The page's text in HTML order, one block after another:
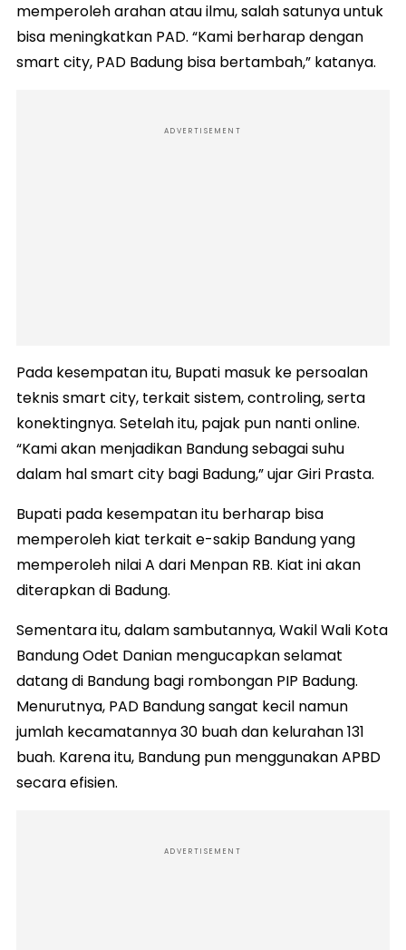
memperoleh arahan atau ilmu, salah satunya untuk
bisa meningkatkan PAD. “Kami berharap dengan
smart city, PAD Badung bisa bertambah,” katanya.
ADVERTISEMENT
Pada kesempatan itu, Bupati masuk ke persoalan
teknis smart city, terkait sistem, controling, serta
konektingnya. Setelah itu, pajak pun nanti online.
“Kami akan menjadikan Bandung sebagai suhu
dalam hal smart city bagi Badung,” ujar Giri Prasta.
Bupati pada kesempatan itu berharap bisa
memperoleh kiat terkait e-sakip Bandung yang
memperoleh nilai A dari Menpan RB. Kiat ini akan
diterapkan di Badung.
Sementara itu, dalam sambutannya, Wakil Wali Kota
Bandung Odet Danian mengucapkan selamat
datang di Bandung bagi rombongan PIP Badung.
Menurutnya, PAD Bandung sangat kecil namun
jumlah kecamatannya 30 buah dan kelurahan 131
buah. Karena itu, Bandung pun menggunakan APBD
secara efisien.
ADVERTISEMENT